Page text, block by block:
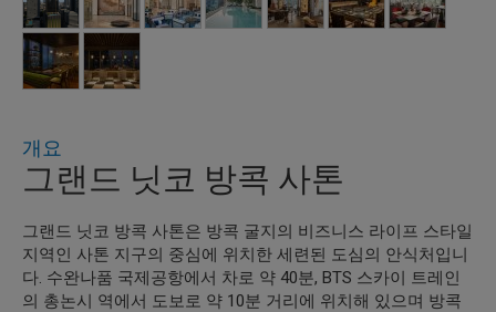
개요
그랜드 닛코 방콕 사톤
그랜드 닛코 방콕 사톤은 방콕 굴지의 비즈니스 라이프 스타일
지역인 사톤 지구의 중심에 위치한 세련된 도심의 안식처입니
다. 수완나품 국제공항에서 차로 약 40분, BTS 스카이 트레인
의 총논시 역에서 도보로 약 10분 거리에 위치해 있으며 방콕